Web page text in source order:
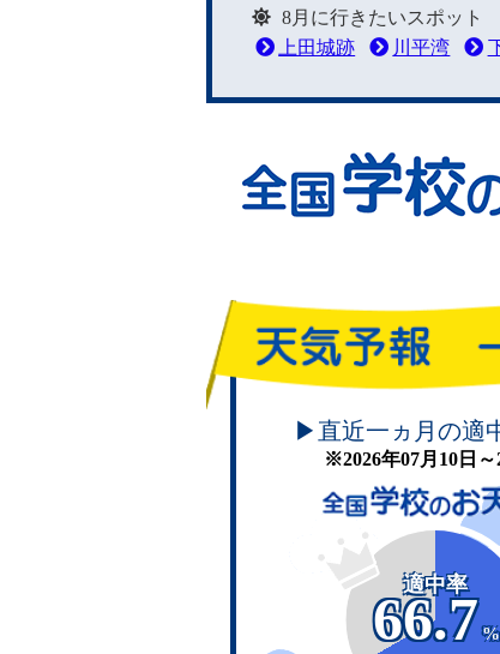
8月に行きたいスポット
上田城跡
川平湾
頑張れ！学校のお天気
▶直近一ヵ月の適
※2026年07月10日
適中率
66.7
%